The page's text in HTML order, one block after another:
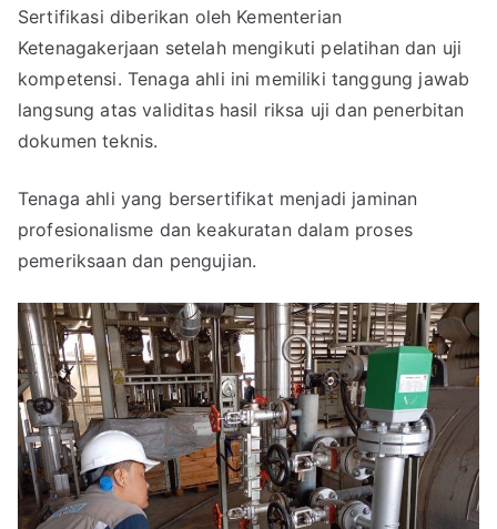
Sertifikasi diberikan oleh Kementerian
Ketenagakerjaan setelah mengikuti pelatihan dan uji
kompetensi. Tenaga ahli ini memiliki tanggung jawab
langsung atas validitas hasil riksa uji dan penerbitan
dokumen teknis.
Tenaga ahli yang bersertifikat menjadi jaminan
profesionalisme dan keakuratan dalam proses
pemeriksaan dan pengujian.